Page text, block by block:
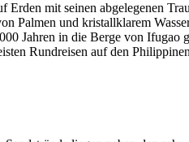
mit seinen abgelegenen
Palmen und kristallklarem
Jahren in die Berge von
Rundreisen auf den